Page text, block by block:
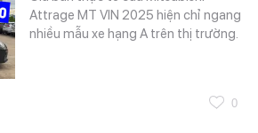
Attrage MT VIN 2025 hiện chỉ ngang
nhiều mẫu xe hạng A trên thị trường.
0